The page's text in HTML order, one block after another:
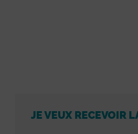
JE VEUX RECEVOIR